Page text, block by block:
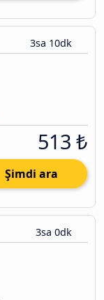
3sa 10dk
513 ₺
Şimdi ara
3sa 0dk